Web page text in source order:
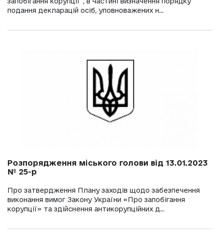
подання декларацій осіб, уповноважених н...
Розпорядження міського голови від 13.01.2023
№ 25-р
Про затвердження Плану заходів щодо забезпечення
виконання вимог Закону України «Про запобігання
корупції» та здійснення антикорупційних д...